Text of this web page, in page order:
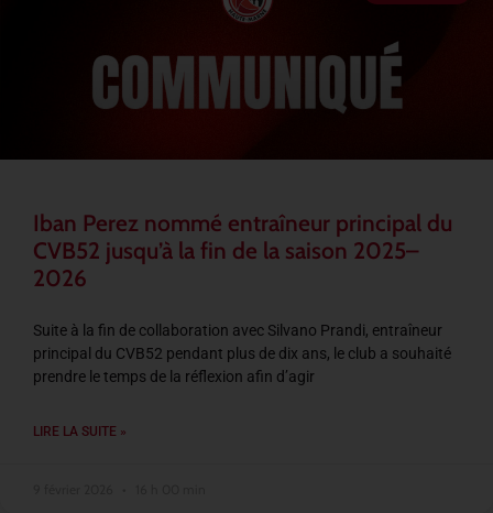
Iban Perez nommé entraîneur principal du
CVB52 jusqu’à la fin de la saison 2025–
2026
Suite à la fin de collaboration avec Silvano Prandi, entraîneur
principal du CVB52 pendant plus de dix ans, le club a souhaité
prendre le temps de la réflexion afin d’agir
LIRE LA SUITE »